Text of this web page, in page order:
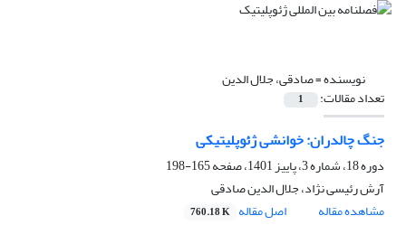
نویسنده =صادقی، جلال الدین
تعداد مقالات: 1
جنگ چالدران: خوانشی ژئوپلیتیکی
دوره 18، شماره 3، پاییز 1401، صفحه
165-198
آرش رئیسی نژاد، جلال الدین صادقی
مشاهده مقاله
اصل مقاله 760.18 K